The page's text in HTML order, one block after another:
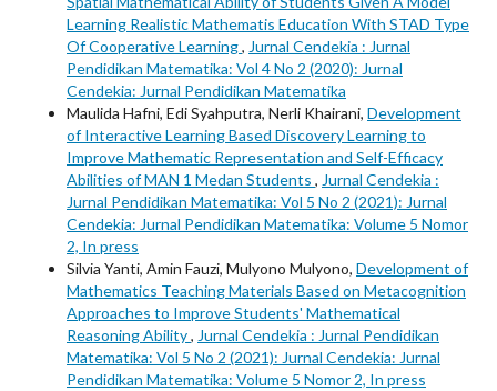
Learning Realistic Mathematis Education With STAD Type
Of Cooperative Learning, Jurnal Cendekia : Jurnal
Pendidikan Matematika: Vol 4 No 2 (2020): Jurnal
Cendekia: Jurnal Pendidikan Matematika
Maulida Hafni, Edi Syahputra, Nerli Khairani, Development
of Interactive Learning Based Discovery Learning to
Improve Mathematic Representation and Self-Efficacy
Abilities of MAN 1 Medan Students , Jurnal Cendekia :
Jurnal Pendidikan Matematika: Vol 5 No 2 (2021): Jurnal
Cendekia: Jurnal Pendidikan Matematika: Volume 5 Nomor
2, In press
Silvia Yanti, Amin Fauzi, Mulyono Mulyono, Development of
Mathematics Teaching Materials Based on Metacognition
Approaches to Improve Students' Mathematical
Reasoning Ability, Jurnal Cendekia : Jurnal Pendidikan
Matematika: Vol 5 No 2 (2021): Jurnal Cendekia: Jurnal
Pendidikan Matematika: Volume 5 Nomor 2, In press